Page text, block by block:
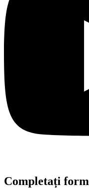
Completați